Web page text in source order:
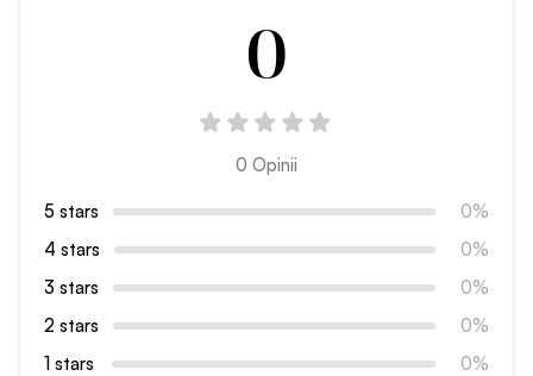
0
0 Opinii
5 stars
0%
4 stars
0%
3 stars
0%
2 stars
0%
1 stars
0%